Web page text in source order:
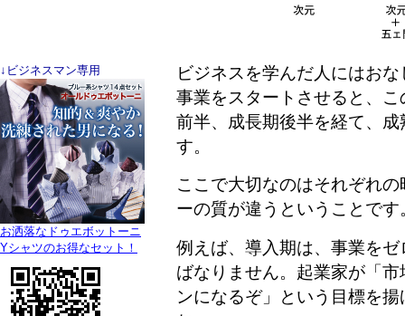
ビジネスを学んだ人にはおな
事業をスタートさせると、
前半、成長期後半を経て、
す。
ここで大切なのはそれぞれ
ーの質が違うということです
例えば、導入期は、事業を
ばなりません。起業家が「
ンになるぞ」という目標を
↓ビジネスマン専用
お洒落なドゥエボットーニ
Yシャツのお得なセット！